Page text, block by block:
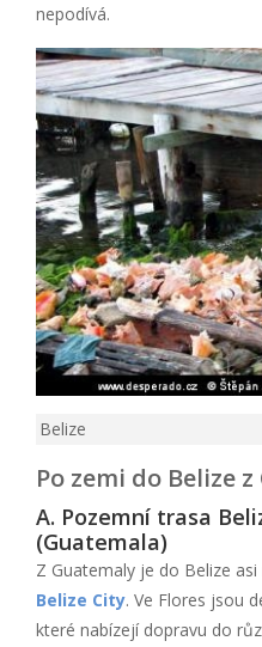
nepodívá.
Belize
Po zemi do Belize
A. Pozemní trasa
(Guatemala)
Z Guatemaly je do Belize
Belize City. Ve Flores jsou
které nabízejí dopravu do